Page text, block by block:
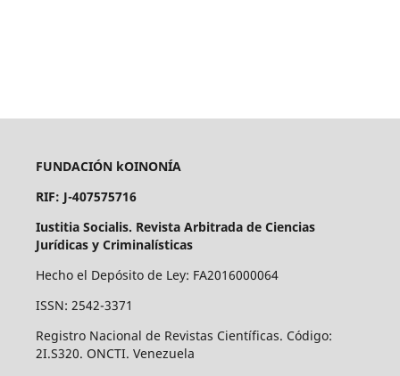
FUNDACIÓN kOINONÍA
RIF: J-407575716
Iustitia Socialis. Revista Arbitrada de Ciencias
Jurídicas y Criminalísticas
Hecho el Depósito de Ley: FA2016000064
ISSN: 2542-3371
Registro Nacional de Revistas Científicas. Código:
2I.S320. ONCTI. Venezuela